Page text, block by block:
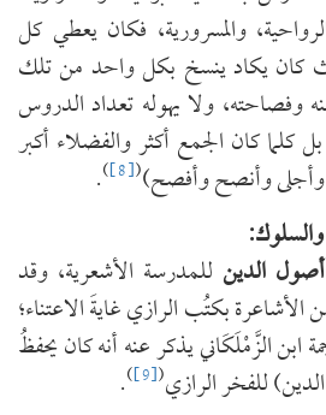
والمسرورية، فكان يعطي كل
كان يكاد ينسخ بكل واحد من تلك
ولا يهوله تعداد الدروس
كلما كان الجمع أكثر والفضلاء أكبر
وأنصح وأفصح)(
[8]
)
.
الدين للمدرسة الأشعرية، وقد
بكتُب الرازي غايةَ الاعتناء؛
الزَّمْلَكَاني يذكر عنه أنه كان يحفظُ
للفخر الرازي(
[9]
)
.